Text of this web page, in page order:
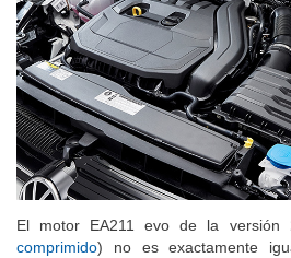
El motor EA211 evo de la versión
comprimido) no es exactamente